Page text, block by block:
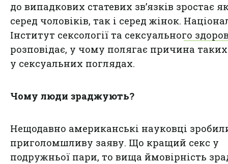
до випадкових статевих зв’язків зростає
серед чоловіків, так і серед жінок.
Інститут сексології та сексуального
розповідає, у чому полягає причина
у сексуальних поглядах.
Чому люди зраджують?
Нещодавно американські науковці
приголомшливу заяву. Що кращий секс у
подружньої пари, то вища ймовірність